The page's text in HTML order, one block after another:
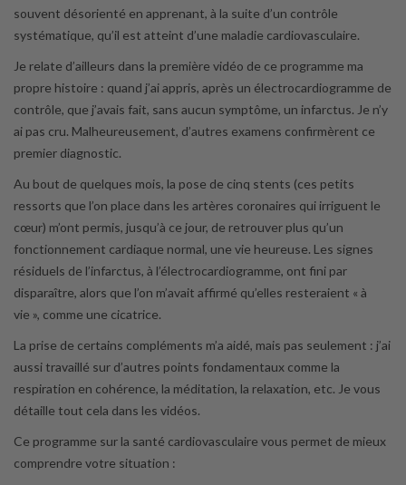
souvent désorienté en apprenant, à la suite d’un contrôle
systématique, qu’il est atteint d’une maladie cardiovasculaire.
Je relate d’ailleurs dans la première vidéo de ce programme ma
propre histoire : quand j’ai appris, après un électrocardiogramme de
contrôle, que j’avais fait, sans aucun symptôme, un infarctus. Je n’y
ai pas cru. Malheureusement, d’autres examens confirmèrent ce
premier diagnostic.
Au bout de quelques mois, la pose de cinq stents (ces petits
ressorts que l’on place dans les artères coronaires qui irriguent le
cœur) m’ont permis, jusqu’à ce jour, de retrouver plus qu’un
fonctionnement cardiaque normal, une vie heureuse. Les signes
résiduels de l’infarctus, à l’électrocardiogramme, ont fini par
disparaître, alors que l’on m’avait affirmé qu’elles resteraient « à
vie », comme une cicatrice.
La prise de certains compléments m’a aidé, mais pas seulement : j’ai
aussi travaillé sur d’autres points fondamentaux comme la
respiration en cohérence, la méditation, la relaxation, etc. Je vous
détaille tout cela dans les vidéos.
Ce programme sur la santé cardiovasculaire vous permet de mieux
comprendre votre situation :